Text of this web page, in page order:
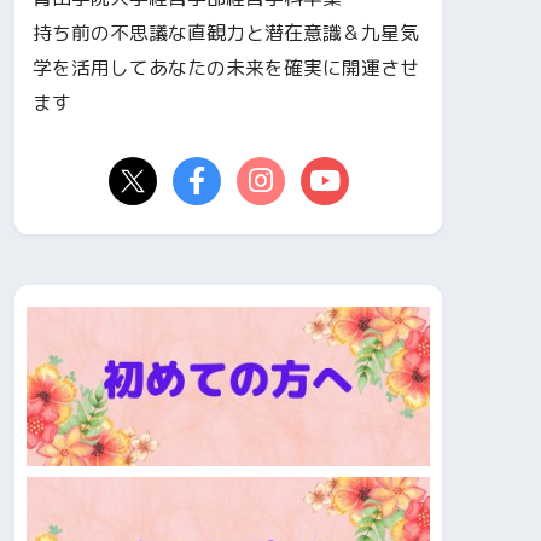
持ち前の不思議な直観力と潜在意識＆九星気
学を活用してあなたの未来を確実に開運させ
ます